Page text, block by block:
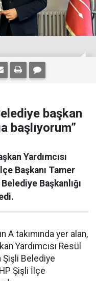
başkan
başlıyorum”
Yardımcısı
Başkanı Tamer
Başkanlığı
A takımında yer alan,
Yardımcısı Resül
Şişli Belediye
Şişli İlçe